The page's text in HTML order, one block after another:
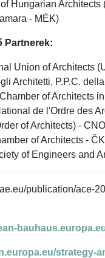
Hungarian Architects
- MÉK)
Partnerek:
Union of Architects
Architetti, P.P.C.
of Architects
de l'Ordre des
of Architects) -
of Architects -
of Engineers and
publication/ace-
strategy-